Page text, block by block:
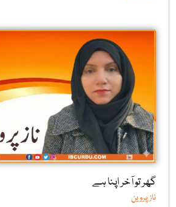
گھر تو آخر اپنا ہے
ناز پروین